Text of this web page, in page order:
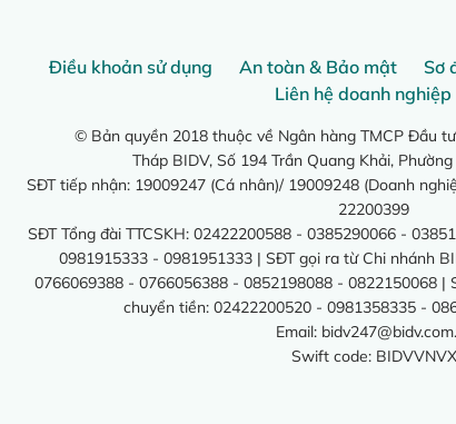
Điều khoản sử dụng An toàn & Bảo mật Sơ
Liên hệ doanh nghiệp
© Bản quyền 2018 thuộc về Ngân hàng TMCP Đầu
Tháp BIDV, Số 194 Trần Quang Khải,
SĐT tiếp nhận: 19009247 (Cá nhân)/ 19009248 (Doanh
22200399
SĐT Tổng đài TTCSKH: 02422200588 - 0385290066 -
0981915333 - 0981951333 | SĐT gọi ra từ Chi nhánh
0766069388 - 0766056388 - 0852198088 - 0822150068 |
chuyển tiền: 02422200520 - 0981358335 -
Email:
Swift code: BIDVVNVX